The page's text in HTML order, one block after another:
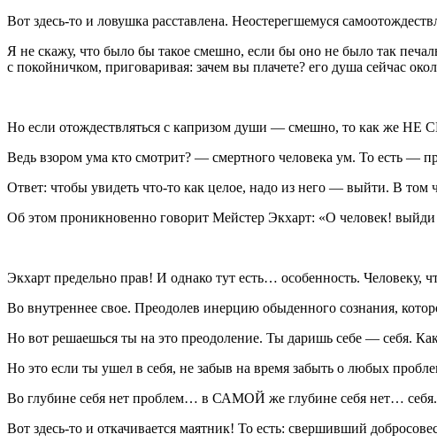
Вот здесь-то и ловушка расставлена. Неостерегшемуся
Я не скажу, что было бы такое смешно, если бы оно не было так
с покойничком, приговаривая: зачем вы плачете? его душа сейчас
Но если отождествляться с капризом души — смешно, то как же НЕ
Ведь взором ума кто смотрит? — смертного человека ум. То есть —
Ответ: чтобы увидеть что-то как целое, надо из него — выйти. В том
Об этом проникновенно говорит Мейстер Экхарт: «О человек!
Экхарт предельно прав! И однако тут есть… особенность. Человеку,
Во внутреннее свое. Преодолев инерцию обыденного сознания,
Но вот решаешься ты на это преодоление. Ты даришь себе — себя.
Но это если ты ушел в себя, не забыв на время забыть о любых
Во глубине себя нет проблем… в САМОЙ же глубине себя нет… себя.
Вот здесь-то и откачивается маятник! То есть: свершивший